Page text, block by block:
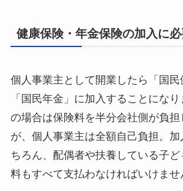
健康保険・年金保険の加入に
個人事業主として開業したら「国民
「国民年金」に加入することにな
の場合は保険料を半分会社側が負担
が、個人事業主は全額自己負担。加
ちろん、配偶者や扶養している子
料もすべて支払わなければいけませ